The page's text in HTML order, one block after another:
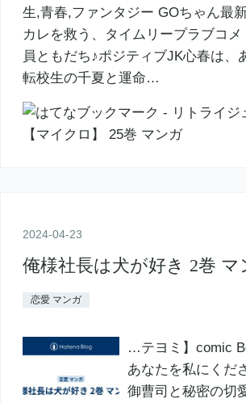
生,青春,ファンタジー GOちゃん最
カレを救う、タイムリープラブコ
員ともだち♪ポジティブJK心春は、
転校生の千夏と運命…
2024-04-23
俺様社長は犬が好き 2巻 マ
恋愛 マンガ
…テヨミ】comic
あなたを私にくだ
御曹司と秘密の切